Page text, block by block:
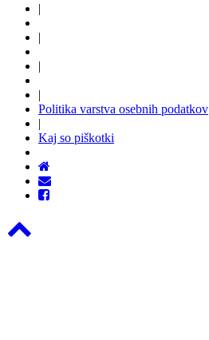
|
|
|
|
Politika varstva osebnih podatkov
|
Kaj so piškotki